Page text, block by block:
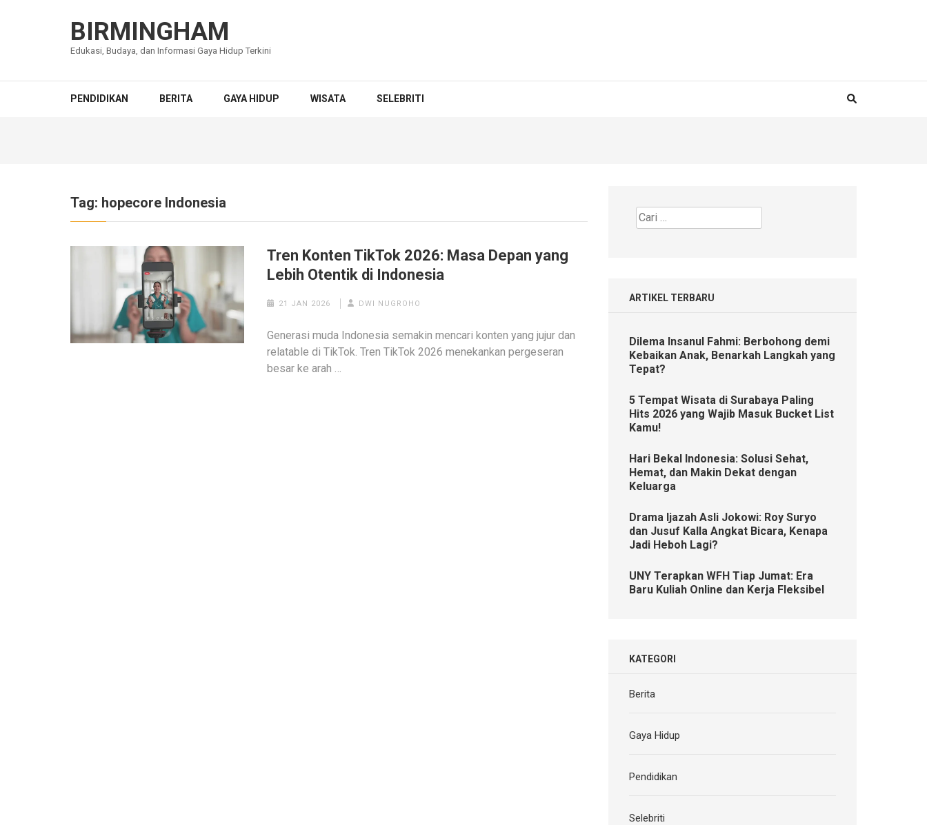
BIRMINGHAM
Edukasi, Budaya, dan Informasi Gaya Hidup Terkini
PENDIDIKAN BERITA GAYA HIDUP WISATA SELEBRITI
Tag: hopecore Indonesia
Tren Konten TikTok 2026: Masa Depan yang
Lebih Otentik di Indonesia
21 JAN 2026 DWI NUGROHO
Generasi muda Indonesia semakin mencari konten yang jujur dan
relatable di TikTok. Tren TikTok 2026 menekankan pergeseran
besar ke arah …
Cari
untuk:
ARTIKEL TERBARU
Dilema Insanul Fahmi: Berbohong demi
Kebaikan Anak, Benarkah Langkah yang
Tepat?
5 Tempat Wisata di Surabaya Paling
Hits 2026 yang Wajib Masuk Bucket List
Kamu!
Hari Bekal Indonesia: Solusi Sehat,
Hemat, dan Makin Dekat dengan
Keluarga
Drama Ijazah Asli Jokowi: Roy Suryo
dan Jusuf Kalla Angkat Bicara, Kenapa
Jadi Heboh Lagi?
UNY Terapkan WFH Tiap Jumat: Era
Baru Kuliah Online dan Kerja Fleksibel
KATEGORI
Berita
Gaya Hidup
Pendidikan
Selebriti